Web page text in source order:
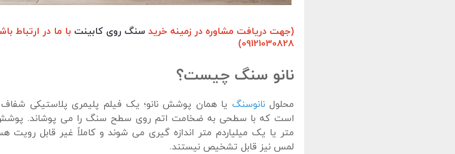
(جهت دریافت مشاوره در زمینه خرید سنگ روی کابینت با ما در ارتباط
09121030828)
نانو سنگ چیست؟
محلولنانوسنگ یا همان پوشش نانو؛ یک فیلم پلیمری پلاستیکی شفاف
است که با سطحی به ضخامت اتم روی سطح سنگ را می پوشاند. پوشش
متر یا یک میلیاردم متر اندازه گیری می شوند و کاملاً غیر قابل رویت
لمس نیز قابل تشخیص نیستند.